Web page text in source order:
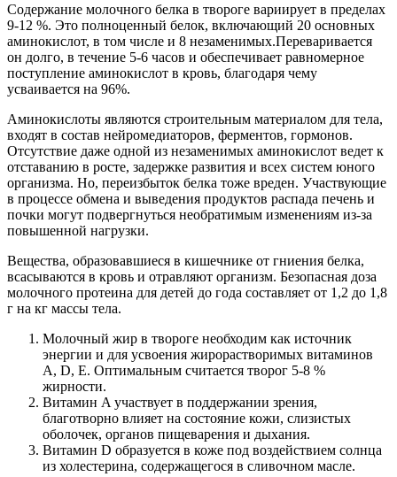
Содержание молочного белка в твороге вариирует в пределах
9-12 %. Это полноценный белок, включающий 20 основных
аминокислот, в том числе и 8 незаменимых.Переваривается
он долго, в течение 5-6 часов и обеспечивает равномерное
поступление аминокислот в кровь, благодаря чему
усваивается на 96%.
Аминокислоты являются строительным материалом для тела,
входят в состав нейромедиаторов, ферментов, гормонов.
Отсутствие даже одной из незаменимых аминокислот ведет к
отставанию в росте, задержке развития и всех систем юного
организма. Но, переизбыток белка тоже вреден. Участвующие
в процессе обмена и выведения продуктов распада печень и
почки могут подвергнуться необратимым изменениям из-за
повышенной нагрузки.
Вещества, образовавшиеся в кишечнике от гниения белка,
всасываются в кровь и отравляют организм. Безопасная доза
молочного протеина для детей до года составляет от 1,2 до 1,8
г на кг массы тела.
Молочный жир в твороге необходим как источник
энергии и для усвоения жирорастворимых витаминов
A, D, E. Оптимальным считается творог 5-8 %
жирности.
Витамин A участвует в поддержании зрения,
благотворно влияет на состояние кожи, слизистых
оболочек, органов пищеварения и дыхания.
Витамин D образуется в коже под воздействием солнца
из холестерина, содержащегося в сливочном масле.